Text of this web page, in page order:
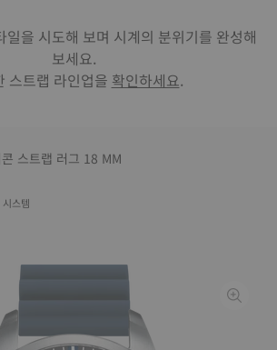
일을 시도해 보며 시계의 분위기를 완성해
보세요.
스트랩 라인업을 확인하세요.
스트랩 러그 18 MM
스템